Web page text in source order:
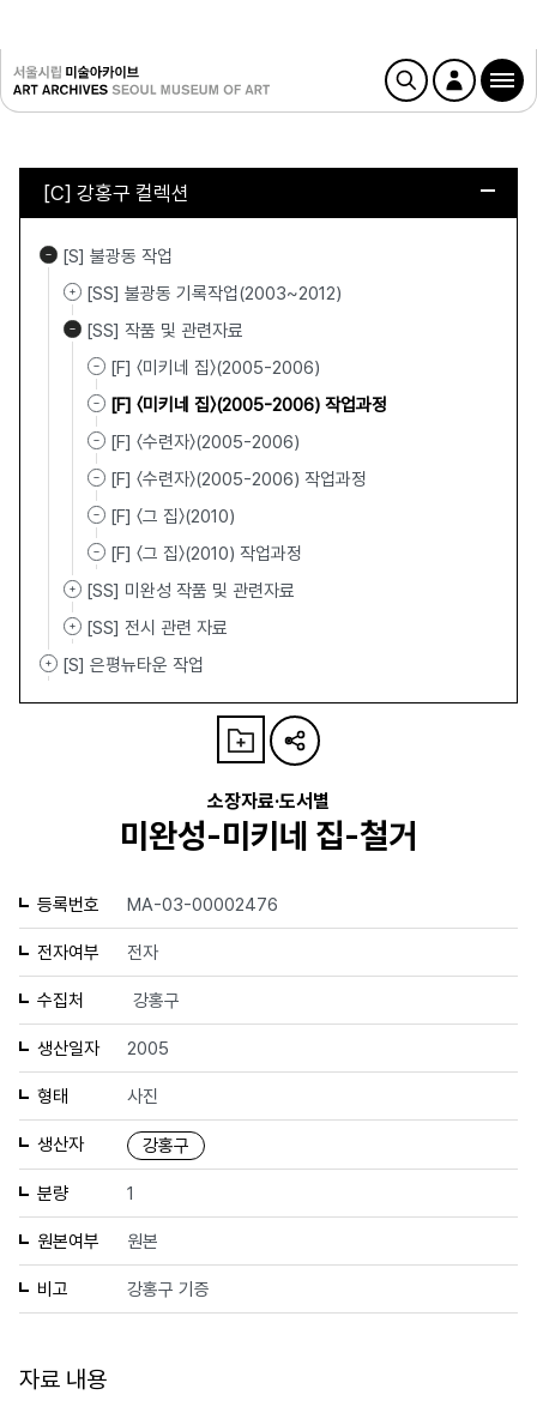
[C] 강홍구 컬렉션
[S] 불광동 작업
[SS] 불광동 기록작업(2003~2012)
[SS] 작품 및 관련자료
[F] 〈미키네 집〉(2005-2006)
[F] 〈미키네 집〉(2005-2006) 작업과정
[F] 〈수련자〉(2005-2006)
[F] 〈수련자〉(2005-2006) 작업과정
[F] 〈그 집〉(2010)
[F] 〈그 집〉(2010) 작업과정
[SS] 미완성 작품 및 관련자료
[SS] 전시 관련 자료
[S] 은평뉴타운 작업
소장자료·도서별
미완성-미키네 집-철거
등록번호 MA-03-00002476
전자여부 전자
수집처 강홍구
생산일자 2005
형태 사진
생산자 강홍구
분량 1
원본여부 원본
비고 강홍구 기증
자료 내용